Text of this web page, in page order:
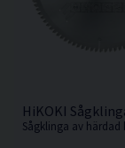
HiKOKI